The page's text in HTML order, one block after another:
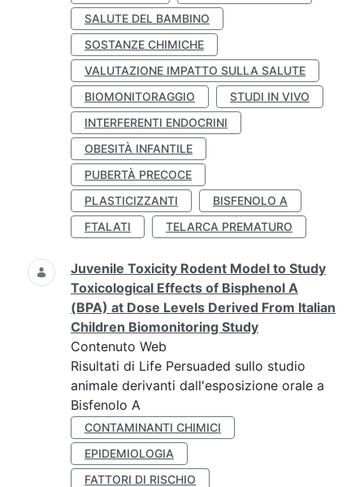
SALUTE DEL BAMBINO
SOSTANZE CHIMICHE
VALUTAZIONE IMPATTO SULLA SALUTE
BIOMONITORAGGIO
STUDI IN VIVO
INTERFERENTI ENDOCRINI
OBESITÀ INFANTILE
PUBERTÀ PRECOCE
PLASTICIZZANTI
BISFENOLO A
FTALATI
TELARCA PREMATURO
Juvenile Toxicity Rodent Model to Study
Toxicological Effects of Bisphenol A
(BPA) at Dose Levels Derived From Italian
Children Biomonitoring Study
Contenuto Web
Risultati di Life Persuaded sullo studio
animale derivanti dall'esposizione orale a
Bisfenolo A
CONTAMINANTI CHIMICI
EPIDEMIOLOGIA
FATTORI DI RISCHIO